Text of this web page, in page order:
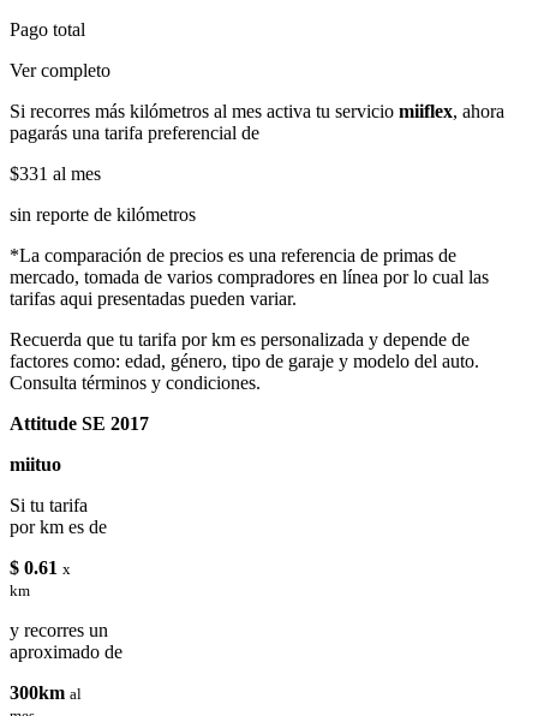
Pago total
Ver completo
Si recorres más kilómetros al mes activa tu servicio miiflex, ahora
pagarás una tarifa preferencial de
$331 al mes
sin reporte de kilómetros
*La comparación de precios es una referencia de primas de
mercado, tomada de varios compradores en línea por lo cual las
tarifas aqui presentadas pueden variar.
Recuerda que tu tarifa por km es personalizada y depende de
factores como: edad, género, tipo de garaje y modelo del auto.
Consulta términos y condiciones.
Attitude SE 2017
miituo
Si tu tarifa
por km es de
$ 0.61 x
km
y recorres un
aproximado de
300km al